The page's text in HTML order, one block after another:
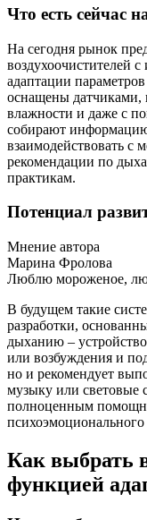
Что есть сейчас
На сегодня рынок
воздухоочистителей
адаптации
оснащены датчиками,
влажности и даже с
собирают
взаимодействовать с
рекомендации по
практикам.
Потенциал
Мнение автора
Марина Фролова
Люблю мороженое,
В будущем такие
разработки,
дыханию –
или возбуждения и
но и рекомендует
музыку или световые
полноценным
Как выбрать
функцией